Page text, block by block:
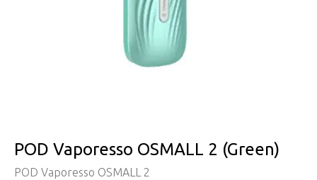
POD Vaporesso OSMALL 2 (Green)
POD Vaporesso OSMALL 2